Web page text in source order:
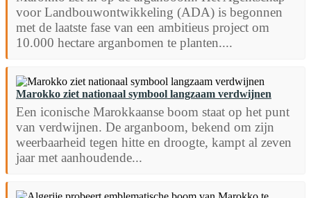
voor Landbouwontwikkeling (ADA) is begonnen
met de laatste fase van een ambitieus project om
10.000 hectare arganbomen te planten....
Marokko ziet nationaal symbool langzaam verdwijnen
Een iconische Marokkaanse boom staat op het punt
van verdwijnen. De arganboom, bekend om zijn
weerbaarheid tegen hitte en droogte, kampt al zeven
jaar met aanhoudende...